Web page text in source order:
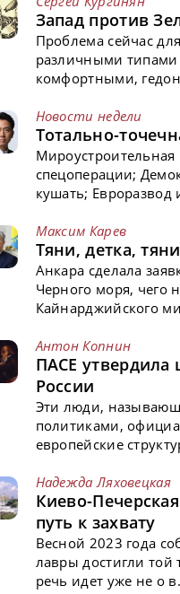
Запад против
Проблема сейчас
различными
комфортными,
Новости недели
Тотально-
спецоперации;
кушать;
Максим Карев
Тяни, детка,
Анкара сделала
Черного моря, чего
Кайнарджийского
Антон Копнин
ПАСЕ утвердила
России
Эти люди,
политиками,
европейские
Надежда Ляховецкая
Киево-
путь к захвату
Весной 2023 года
лавры достигли той
речь идет уже не о